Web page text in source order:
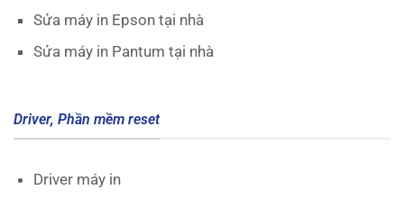
Sửa máy in Epson tại nhà
Sửa máy in Pantum tại nhà
Driver, Phần mềm reset
Driver máy in